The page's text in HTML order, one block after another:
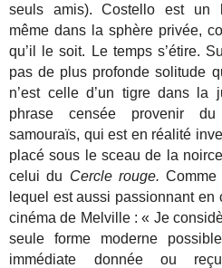
seuls amis). Costello est un
même dans la sphère privée,
qu’il le soit. Le temps s’étire.
pas de plus profonde solitude
n’est celle d’un tigre dans
phrase censée provenir
samouraïs, qui est en réalité
placé sous le sceau de la
celui du Cercle rouge.
lequel est aussi passionnant en
cinéma de Melville : « Je
seule forme moderne
immédiate donnée ou